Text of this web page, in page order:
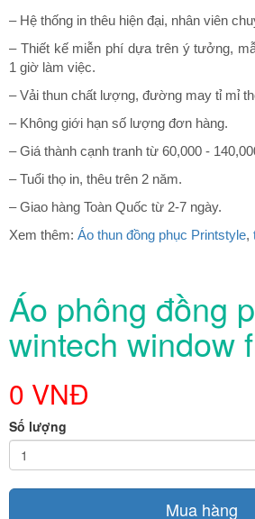
– Hệ thống in thêu hiện đại, nhân viên
– Thiết kế miễn phí dựa trên ý tưởng,
1 giờ làm việc.
– Vải thun chất lượng, đường may tỉ mỉ
– Không giới hạn số lượng đơn hàng.
– Giá thành cạnh tranh từ 60,000 -
– Tuổi thọ in, thêu trên 2 năm.
– Giao hàng Toàn Quốc từ 2-7 ngày.
Xem thêm: Áo thun đồng phục Printstyle,
Áo phông đồng
wintech window
0 VNĐ
Số lượng
Mua hàng